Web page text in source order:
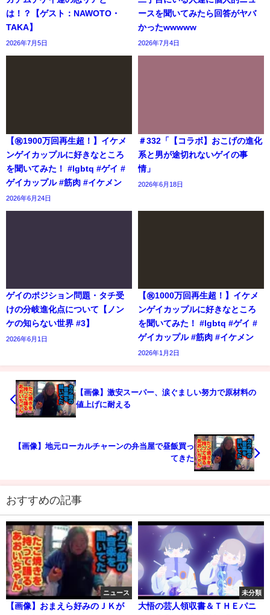
は！？【ゲスト：NAWOTO・
TAKA】
2026年7月5日
ースを聞いてみたら回答がヤバ
かったwwwww
2026年7月4日
【㊗️1900万回再生超！】イケメ
ンゲイカップルに好きなところ
を聞いてみた！ #lgbtq #ゲイ #
ゲイカップル #筋肉 #イケメン
2026年6月24日
＃332「【コラボ】おこげの進化
系と男が途切れないゲイの事
情」
2026年6月18日
ゲイのポジション問題・タチ受
けの分岐進化点について【ノン
ケの知らない世界 #3】
2026年6月1日
【㊗️1000万回再生超！】イケメ
ンゲイカップルに好きなところ
を聞いてみた！ #lgbtq #ゲイ #
ゲイカップル #筋肉 #イケメン
2026年1月2日
【画像】激安スーパー、涙ぐましい努力で原材料の
値上げに耐える
【画像】地元ローカルチャーンの弁当屋で昼飯買っ
てきた
おすすめの記事
ニュース
【画像】おまえら好みのＪＫが
未分類
大悟の芸人領収書＆ＴＨＥパニ